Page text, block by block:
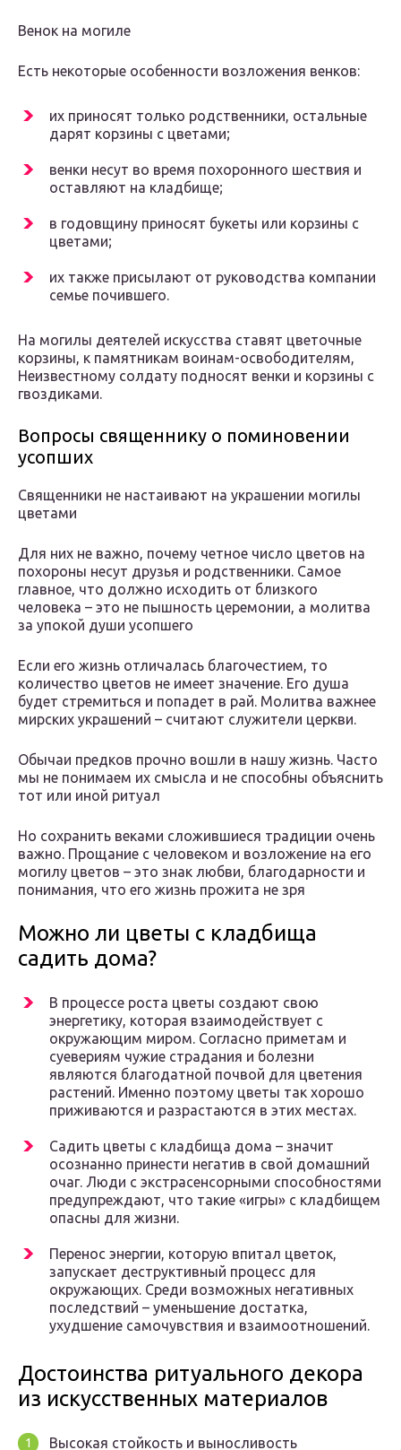
Венок на могиле
Есть некоторые особенности возложения венков:
их приносят только родственники, остальные
дарят корзины с цветами;
венки несут во время похоронного шествия и
оставляют на кладбище;
в годовщину приносят букеты или корзины с
цветами;
их также присылают от руководства компании
семье почившего.
На могилы деятелей искусства ставят цветочные
корзины, к памятникам воинам-освободителям,
Неизвестному солдату подносят венки и корзины с
гвоздиками.
Вопросы священнику о поминовении
усопших
Священники не настаивают на украшении могилы
цветами
Для них не важно, почему четное число цветов на
похороны несут друзья и родственники. Самое
главное, что должно исходить от близкого
человека – это не пышность церемонии, а молитва
за упокой души усопшего
Если его жизнь отличалась благочестием, то
количество цветов не имеет значение. Его душа
будет стремиться и попадет в рай. Молитва важнее
мирских украшений – считают служители церкви.
Обычаи предков прочно вошли в нашу жизнь. Часто
мы не понимаем их смысла и не способны объяснить
тот или иной ритуал
Но сохранить веками сложившиеся традиции очень
важно. Прощание с человеком и возложение на его
могилу цветов – это знак любви, благодарности и
понимания, что его жизнь прожита не зря
Можно ли цветы с кладбища
садить дома?
В процессе роста цветы создают свою
энергетику, которая взаимодействует с
окружающим миром. Согласно приметам и
суевериям чужие страдания и болезни
являются благодатной почвой для цветения
растений. Именно поэтому цветы так хорошо
приживаются и разрастаются в этих местах.
Садить цветы с кладбища дома – значит
осознанно принести негатив в свой домашний
очаг. Люди с экстрасенсорными способностями
предупреждают, что такие «игры» с кладбищем
опасны для жизни.
Перенос энергии, которую впитал цветок,
запускает деструктивный процесс для
окружающих. Среди возможных негативных
последствий – уменьшение достатка,
ухудшение самочувствия и взаимоотношений.
Достоинства ритуального декора
из искусственных материалов
Высокая стойкость и выносливость